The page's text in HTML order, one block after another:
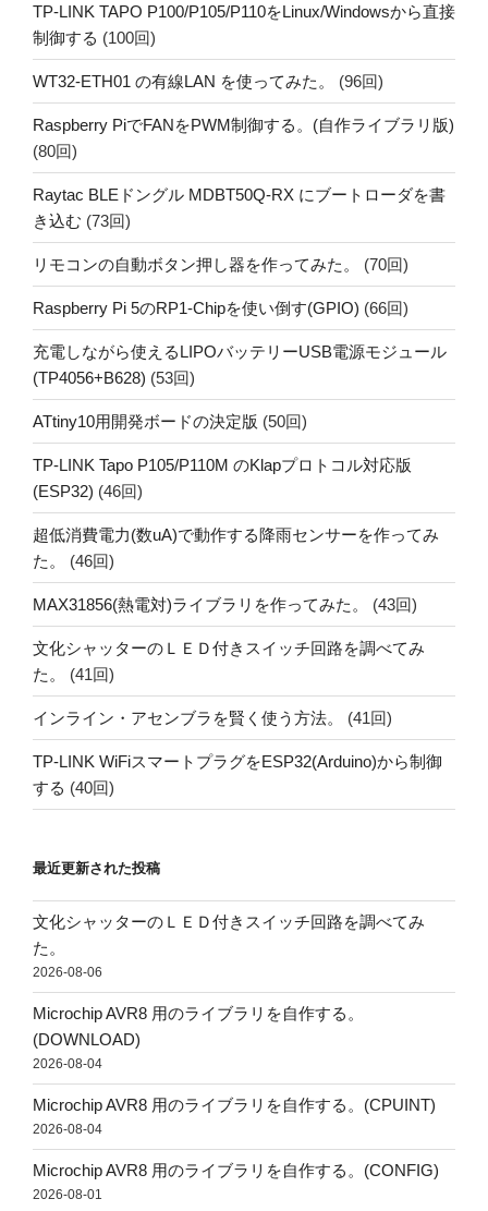
TP-LINK TAPO P100/P105/P110をLinux/Windowsから直接
制御する (100回)
WT32-ETH01 の有線LAN を使ってみた。 (96回)
Raspberry PiでFANをPWM制御する。(自作ライブラリ版)
(80回)
Raytac BLEドングル MDBT50Q-RX にブートローダを書
き込む (73回)
リモコンの自動ボタン押し器を作ってみた。 (70回)
Raspberry Pi 5のRP1-Chipを使い倒す(GPIO) (66回)
充電しながら使えるLIPOバッテリーUSB電源モジュール
(TP4056+B628) (53回)
ATtiny10用開発ボードの決定版 (50回)
TP-LINK Tapo P105/P110M のKlapプロトコル対応版
(ESP32) (46回)
超低消費電力(数uA)で動作する降雨センサーを作ってみ
た。
(46回)
MAX31856(熱電対)ライブラリを作ってみた。 (43回)
文化シャッターのＬＥＤ付きスイッチ回路を調べてみ
た。
(41回)
インライン・アセンブラを賢く使う方法。 (41回)
TP-LINK WiFiスマートプラグをESP32(Arduino)から制御
する (40回)
最近更新された投稿
文化シャッターのＬＥＤ付きスイッチ回路を調べてみ
た。
2026-08-06
Microchip AVR8 用のライブラリを自作する。
(DOWNLOAD)
2026-08-04
Microchip AVR8 用のライブラリを自作する。(CPUINT)
2026-08-04
Microchip AVR8 用のライブラリを自作する。(CONFIG)
2026-08-01